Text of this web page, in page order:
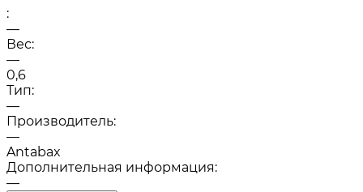
:
—
Вес:
—
0,6
Тип:
—
Производитель:
—
Antabax
Дополнительная информация:
—